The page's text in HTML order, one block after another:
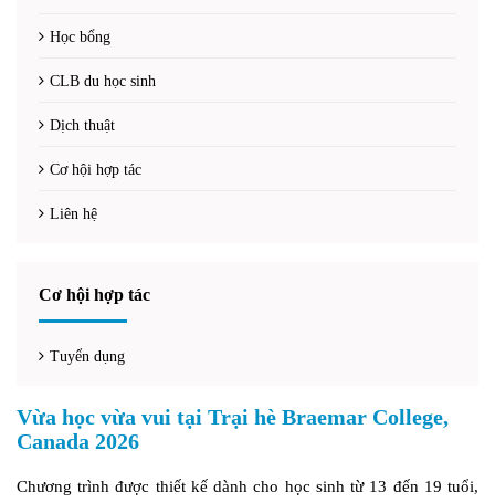
Học bổng
CLB du học sinh
Dịch thuật
Cơ hội hợp tác
Liên hệ
Cơ hội hợp tác
Tuyển dụng
Vừa học vừa vui tại Trại hè Braemar College,
Canada 2026
Chương trình được thiết kế dành cho học sinh từ 13 đến 19 tuổi,